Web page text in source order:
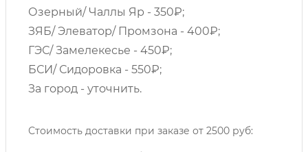
Озерный/ Чаллы Яр - 350₽;
ЗЯБ/ Элеватор/ Промзона - 400₽;
ГЭС/ Замелекесье - 450₽;
БСИ/ Сидоровка - 550₽;
За город - уточнить.
Стоимость доставки при заказе от 2500 руб: